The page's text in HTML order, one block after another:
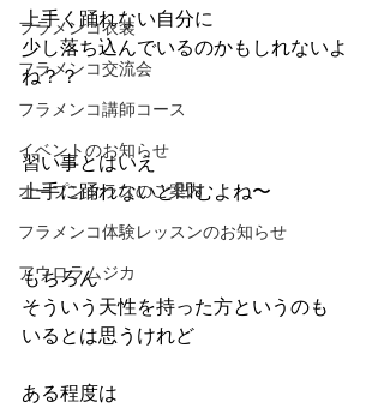
フラメンコ衣装
フラメンコ交流会
フラメンコ講師コース
イベントのお知らせ
オープンクラスのご案内
フラメンコ体験レッスンのお知らせ
アウロラムジカ
上手く踊れない自分に
少し落ち込んでいるのかもしれないよ
ね？？
習い事とはいえ
上手に踊れないと凹むよね〜
もちろん
そういう天性を持った方というのも
いるとは思うけれど
ある程度は